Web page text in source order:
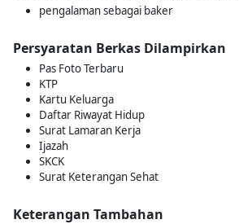
pengalaman sebagai baker
Persyaratan Berkas Dilampirkan
Pas Foto Terbaru
KTP
Kartu Keluarga
Daftar Riwayat Hidup
Surat Lamaran Kerja
Ijazah
SKCK
Surat Keterangan Sehat
Keterangan Tambahan